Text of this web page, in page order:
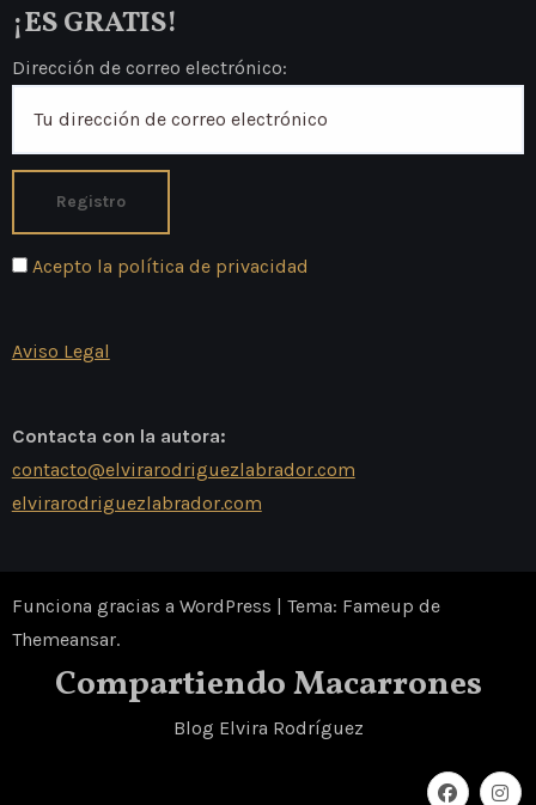
¡ES GRATIS!
Dirección de correo electrónico:
Acepto la política de privacidad
Aviso Legal
Contacta con la autora:
contacto@elvirarodriguezlabrador.com
elvirarodriguezlabrador.com
Funciona gracias a WordPress | Tema: Fameup de
Themeansar.
Compartiendo Macarrones
Blog Elvira Rodríguez